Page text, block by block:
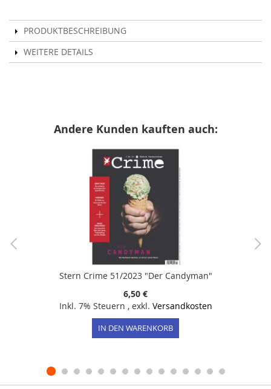
PRODUKTBESCHREIBUNG
WEITERE DETAILS
Andere Kunden kauften auch:
Stern Crime 51/2023 "Der Candyman"
6,50 €
Inkl. 7% Steuern , exkl. Versandkosten
IN DEN WARENKORB